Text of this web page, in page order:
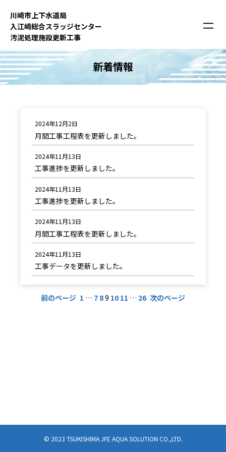
キ
ッ
プ
川崎市上下⽔道局
⼊江崎総合スラッジセンター
汚泥処理施設更新⼯事
新着情報
2024年12月2日
月間工事工程表を更新しました。
2024年11月13日
工事進捗を更新しました。
2024年11月13日
工事進捗を更新しました。
2024年11月13日
月間工事工程表を更新しました。
2024年11月13日
工事データを更新しました。
前のページ 1 … 7 89 10 11 … 26 次のページ
© 2023 TSUKISHIMA JFE AQUA SOLUTION CO.,LTD.